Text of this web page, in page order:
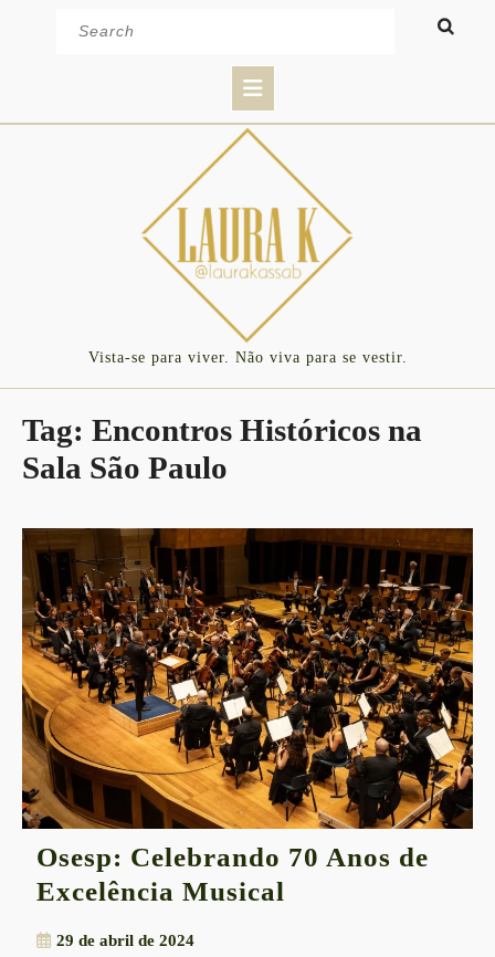
Button
Vista-se para viver. Não viva para se vestir.
Tag: Encontros Históricos na
Sala São Paulo
Osesp: Celebrando 70 Anos de
Excelência Musical
29 de abril de 202429